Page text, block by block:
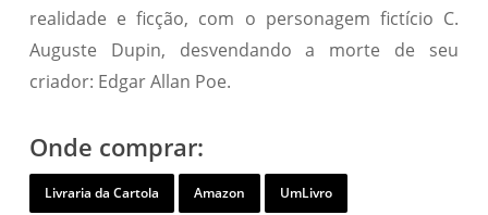
realidade e ficção, com o personagem fictício C.
Auguste Dupin, desvendando a morte de seu
criador: Edgar Allan Poe.
Onde comprar:
Livraria da Cartola Amazon UmLivro